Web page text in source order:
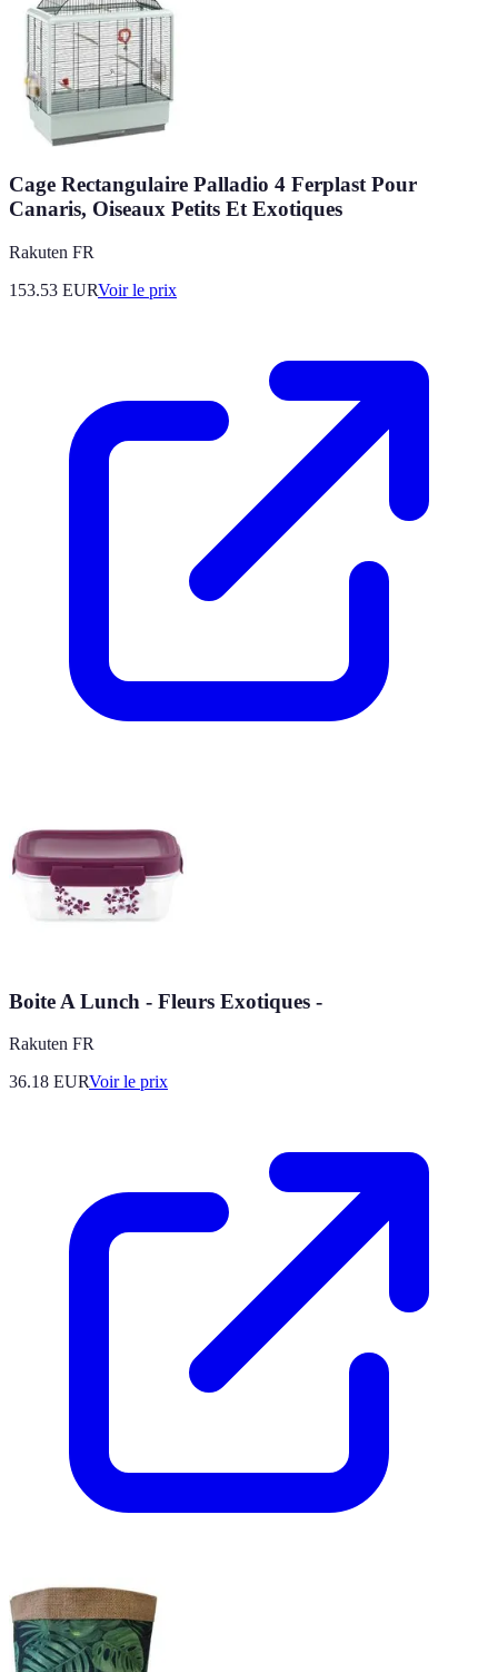
Cage Rectangulaire Palladio 4 Ferplast Pour
Canaris, Oiseaux Petits Et Exotiques
Rakuten FR
153.53 EURVoir le prix
Boite A Lunch - Fleurs Exotiques -
Rakuten FR
36.18 EURVoir le prix